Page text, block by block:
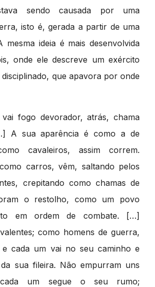
sendo causada por uma
isto é, gerada a partir de uma
mesma ideia é mais desenvolvida
onde ele descreve um exército
que apavora por onde
fogo devorador, atrás, chama
A sua aparência é como a de
cavaleiros, assim correm.
carros, vêm, saltando pelos
crepitando como chamas de
o restolho, como um povo
em ordem de combate. […]
como homens de guerra,
e cada um vai no seu caminho e
sua fileira. Não empurram uns
um segue o seu rumo;